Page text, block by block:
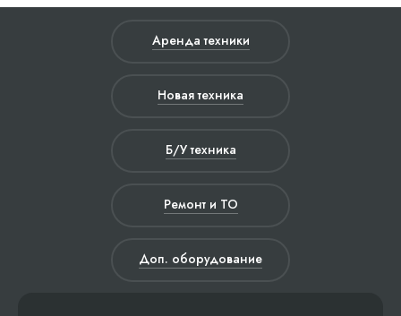
Аренда техники
Новая техника
Б/У техника
Ремонт и ТО
Доп. оборудование